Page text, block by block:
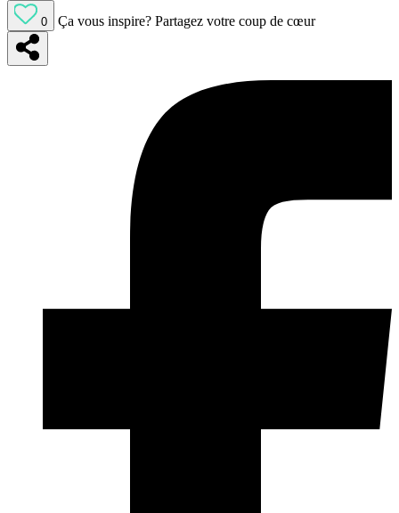
0 Ça vous inspire? Partagez votre coup de cœur